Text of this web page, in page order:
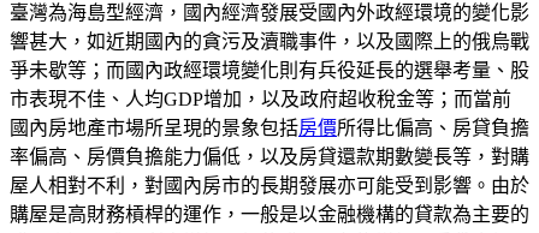
臺灣為海島型經濟，國內經濟發展受國內外政經環境的變化影
響甚大，如近期國內的貪污及瀆職事件，以及國際上的俄烏戰
爭未歇等；而國內政經環境變化則有兵役延長的選舉考量、股
市表現不佳、人均GDP增加，以及政府超收稅金等；而當前
國內房地產市場所呈現的景象包括房價所得比偏高、房貸負擔
率偏高、房價負擔能力偏低，以及房貸還款期數變長等，對購
屋人相對不利，對國內房市的長期發展亦可能受到影響。由於
購屋是高財務槓桿的運作，一般是以金融機構的貸款為主要的